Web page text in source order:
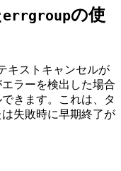
errgroupの使
キストキャンセルが
ラーを検出した場合
きます。これは、タ
失敗時に早期終了が